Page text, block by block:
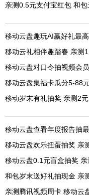
亲测0.5元支付宝红包 和
移动云盘趣玩AI赢好礼最
移动云礼相伴趣踏春 亲测
移动云盘对口令抽视频会
移动云盘集福卡瓜分5-88
移动岁末有礼抽奖 亲测2
移动云盘查看年度报告抽
移动云盘欢乐扭蛋抽奖 亲
移动云盘0.1元盲盒抽奖
和包岁末送好礼抽现金 亲
亲测腾讯视频周卡 移动云